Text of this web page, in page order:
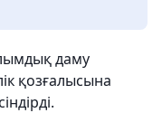
даму
қозғалысына